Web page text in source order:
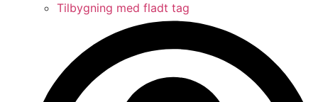
Tilbygning med fladt tag